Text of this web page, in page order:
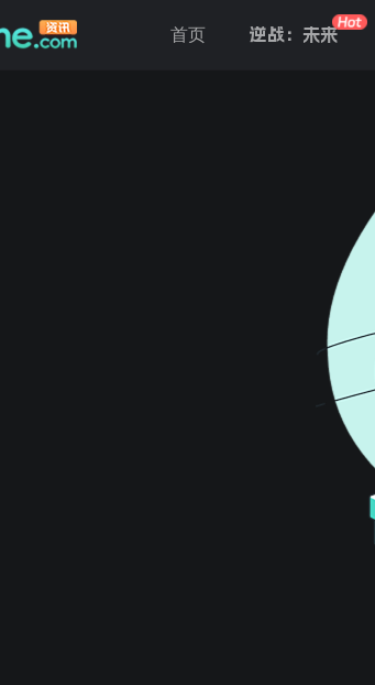
首页 逆战：未来